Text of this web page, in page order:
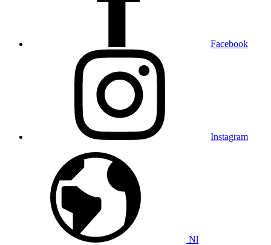
Facebook
Instagram
Nl